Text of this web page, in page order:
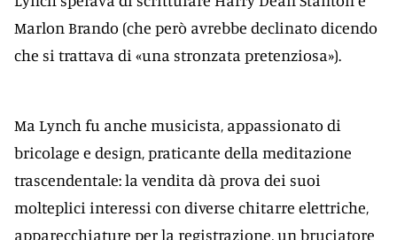
Marlon Brando (che però avrebbe declinato dicendo
che si trattava di «una stronzata pretenziosa»).
Ma Lynch fu anche musicista, appassionato di
bricolage e design, praticante della meditazione
trascendentale: la vendita dà prova dei suoi
molteplici interessi con diverse chitarre elettriche,
apparecchiature per la registrazione, un bruciatore